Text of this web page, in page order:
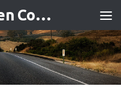
erneuerbare Energien Contracting